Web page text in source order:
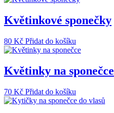
Květinkové sponečky
80 Kč Přidat do košíku
Květinky na sponečce
70 Kč Přidat do košíku